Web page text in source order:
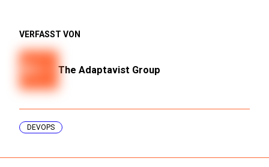
VERFASST VON
The Adaptavist Group
DEVOPS